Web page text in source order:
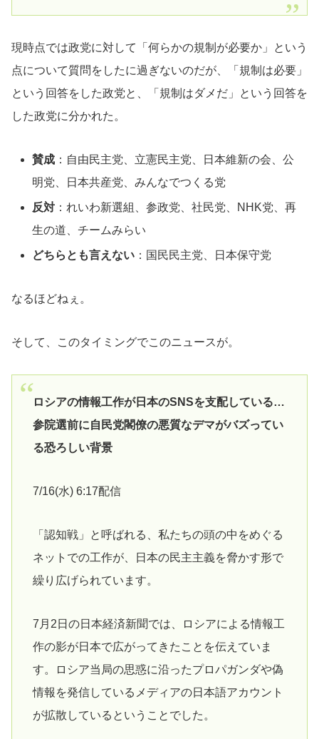
現時点では政党に対して「何らかの規制が必要か」という
点について質問をしたに過ぎないのだが、「規制は必要」
という回答をした政党と、「規制はダメだ」という回答を
した政党に分かれた。
賛成 ：自由民主党、立憲民主党、日本維新の会、公
明党、日本共産党、みんなでつくる党
反対 ：れいわ新選組、参政党、社民党、NHK党、再
生の道、チームみらい
どちらとも言えない ：国民民主党、日本保守党
なるほどねぇ。
そして、このタイミングでこのニュースが。
ロシアの情報工作が日本のSNSを支配している…
参院選前に自民党閣僚の悪質なデマがバズってい
る恐ろしい背景
7/16(水) 6:17配信
「認知戦」と呼ばれる、私たちの頭の中をめぐる
ネットでの工作が、日本の民主主義を脅かす形で
繰り広げられています。
7月2日の日本経済新聞では、ロシアによる情報工
作の影が日本で広がってきたことを伝えていま
す。ロシア当局の思惑に沿ったプロパガンダや偽
情報を発信しているメディアの日本語アカウント
が拡散しているということでした。